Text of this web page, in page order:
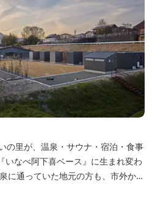
の里が、温泉・サウナ・宿泊・食事
いなべ阿下喜ベース』に生まれ変わ
しめる施設になります。今まで人